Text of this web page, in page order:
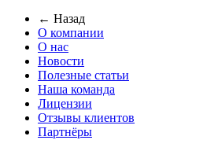
← Назад
О компании
О нас
Новости
Полезные статьи
Наша команда
Лицензии
Отзывы клиентов
Партнёры